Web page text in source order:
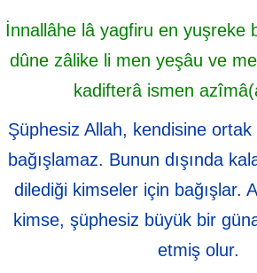
İnnallâhe lâ yagfiru en yuşreke
dûne zâlike li men yeşâu ve
kadifterâ ismen
Şüphesiz Allah, kendisine ortak
bağışlamaz. Bunun dışında
dilediği kimseler için bağışlar.
kimse, şüphesiz büyük bir
etmiş olur.